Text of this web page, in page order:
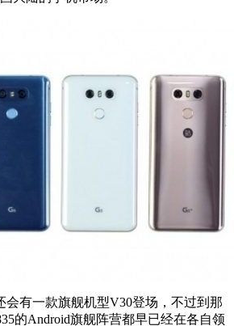
会有一款旗舰机型V30登场，不过到那
的Android旗舰阵营都早已经在各自领